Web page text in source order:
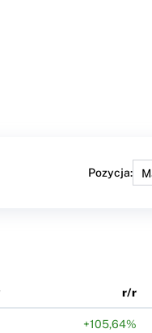
Pozycja:
r/r
+105,64%